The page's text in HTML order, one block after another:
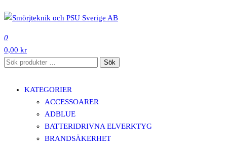
till
innehåll
0
0,00 kr
Sök
Sök
KATEGORIER
ACCESSOARER
ADBLUE
BATTERIDRIVNA ELVERKTYG
BRANDSÄKERHET